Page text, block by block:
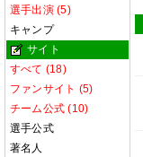
選手出演 (5)
キャンプ
サイト
すべて (18)
ファンサイト (5)
チーム公式 (10)
選手公式
著名人